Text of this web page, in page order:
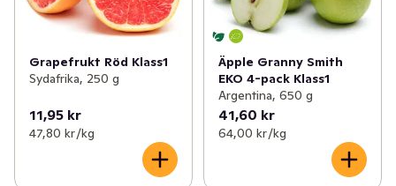
Grapefrukt Röd Klass1
Sydafrika, 250 g
11,95 kr
47,80 kr /kg
Äpple Granny Smith
EKO 4-pack Klass1
Argentina, 650 g
41,60 kr
64,00 kr /kg